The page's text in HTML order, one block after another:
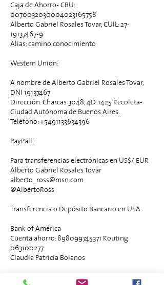
Caja de Ahorro- CBU:
0070032030004023165758
Alberto Gabriel Rosales Tovar, CUIL: 27-
19137467-9
Alias: camino.conocimiento
Western Unión:
A nombre de Alberto Gabriel Rosales Tovar,
DNI 19137467
Dirección: Charcas 3048, 4D. 1425 Recoleta-
Ciudad Autónoma de Buenos Aires.
Teléfono: +5491133634396
PayPall:
Para transferencias electrónicas en US$/ EUR
Alberto Gabriel Rosales Tovar
alberto_ross@msn.com
@AlbertoRoss
Transferencia o Depósito Bancario en USA:
Bank of América
Cuenta ahorro: 898099745371 Routing
063100277
Claudia Patricia Bolanos